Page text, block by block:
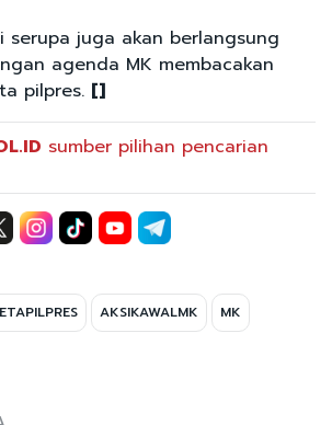
serupa juga akan berlangsung
agenda MK membacakan
pilpres. []
sumber pilihan pencarian
AKSIKAWALMK MK